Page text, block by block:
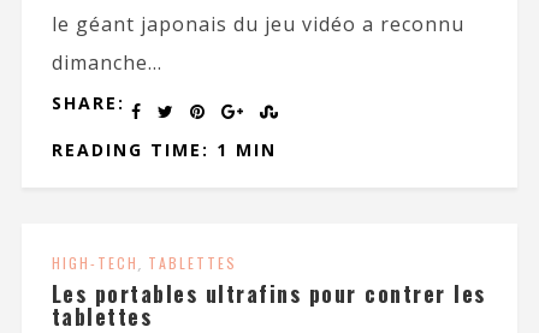
le géant japonais du jeu vidéo a reconnu
dimanche...
SHARE:
READING TIME: 1 MIN
HIGH-TECH, TABLETTES
Les portables ultrafins pour contrer les
tablettes